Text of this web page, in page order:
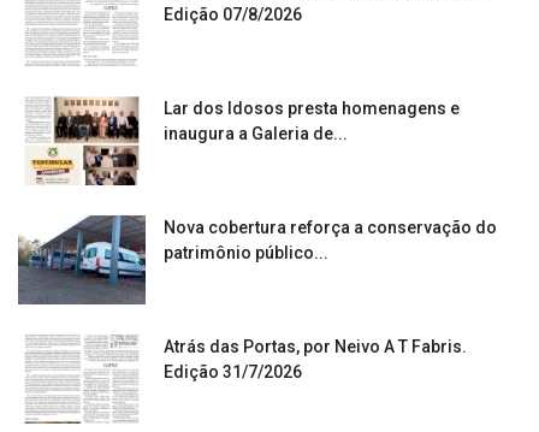
Edição 07/8/2026
Lar dos Idosos presta homenagens e
inaugura a Galeria de...
Nova cobertura reforça a conservação do
patrimônio público...
Atrás das Portas, por Neivo A T Fabris.
Edição 31/7/2026